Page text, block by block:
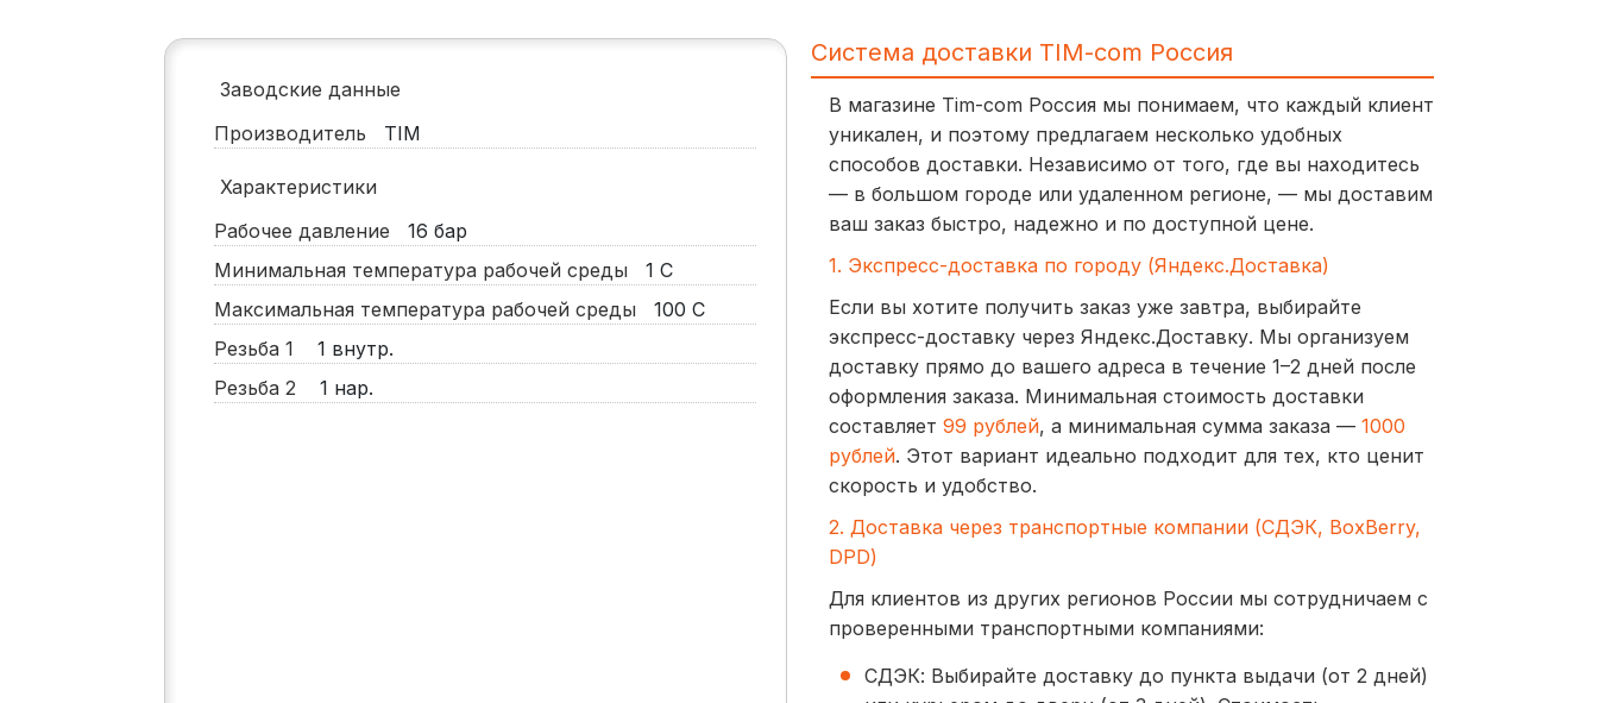
Заводские данные
Производитель
TIM
Характеристики
Рабочее давление
16 бар
Минимальная температура рабочей среды
1 С
Максимальная температура рабочей среды
100 С
Резьба 1
1 внутр.
Резьба 2
1 нар.
Система доставки TIM-com Россия
В магазине Tim-com Россия мы понимаем, что каждый клиент
уникален, и поэтому предлагаем несколько удобных
способов доставки. Независимо от того, где вы находитесь
— в большом городе или удаленном регионе, — мы доставим
ваш заказ быстро, надежно и по доступной цене.
1. Экспресс-доставка по городу (Яндекс.Доставка)
Если вы хотите получить заказ уже завтра, выбирайте
экспресс-доставку через Яндекс.Доставку. Мы организуем
доставку прямо до вашего адреса в течение 1–2 дней после
оформления заказа. Минимальная стоимость доставки
составляет 99 рублей, а минимальная сумма заказа — 1000
рублей. Этот вариант идеально подходит для тех, кто ценит
скорость и удобство.
2. Доставка через транспортные компании (СДЭК, BoxBerry,
DPD)
Для клиентов из других регионов России мы сотрудничаем с
проверенными транспортными компаниями:
СДЭК: Выбирайте доставку до пункта выдачи (от 2 дней)